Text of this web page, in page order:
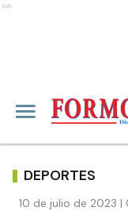
Ads
DEPORTES
10 de julio de 2023